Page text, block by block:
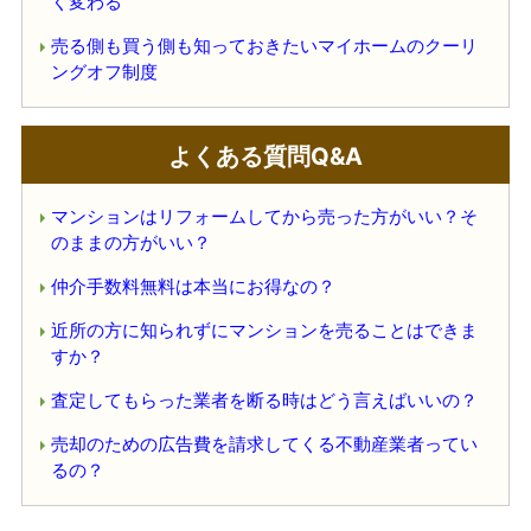
売る側も買う側も知っておきたいマイホームのクーリ
ングオフ制度
よくある質問Q&A
マンションはリフォームしてから売った方がいい？そ
のままの方がいい？
仲介手数料無料は本当にお得なの？
近所の方に知られずにマンションを売ることはできま
すか？
査定してもらった業者を断る時はどう言えばいいの？
売却のための広告費を請求してくる不動産業者ってい
るの？